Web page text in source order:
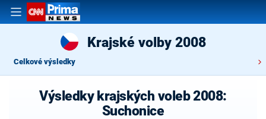
Krajské volby 2008
Celkové výsledky
Výsledky krajských voleb 2008:
Suchonice